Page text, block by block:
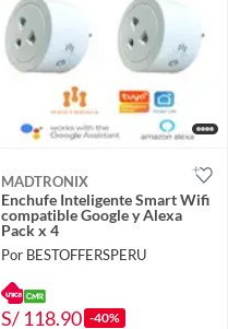
MADTRONIX
Enchufe Inteligente Smart Wifi
compatible Google y Alexa
Pack x 4
Por BESTOFFERSPERU
S/ 118.90 -40%